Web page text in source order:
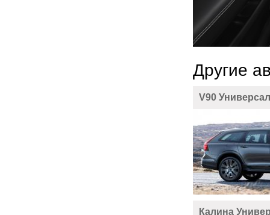
Другие
V90 Универсал
Калина